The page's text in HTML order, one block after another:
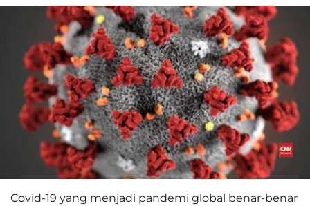
Covid-19 yang menjadi pandemi global benar-benar